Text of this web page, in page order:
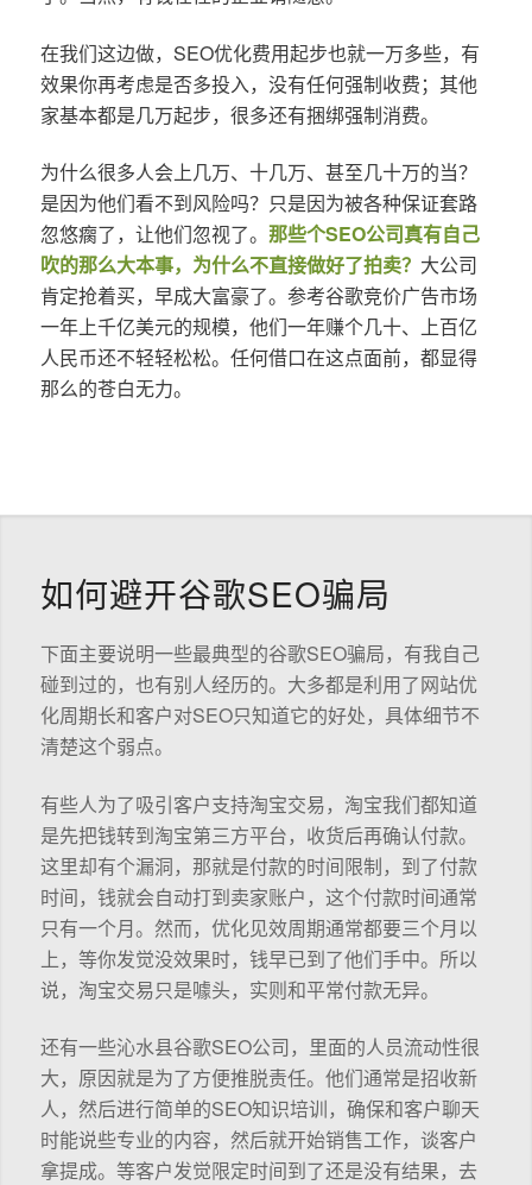
在我们这边做，SEO优化费用起步也就一万多些，有
效果你再考虑是否多投入，没有任何强制收费；其他
家基本都是几万起步，很多还有捆绑强制消费。
为什么很多人会上几万、十几万、甚至几十万的当？
是因为他们看不到风险吗？只是因为被各种保证套路
忽悠瘸了，让他们忽视了。 那些个SEO公司真有自己
吹的那么大本事，为什么不直接做好了拍卖？ 大公司
肯定抢着买，早成大富豪了。参考谷歌竞价广告市场
一年上千亿美元的规模，他们一年赚个几十、上百亿
人民币还不轻轻松松。任何借口在这点面前，都显得
那么的苍白无力。
如何避开谷歌SEO骗局
下面主要说明一些最典型的谷歌SEO骗局，有我自己
碰到过的，也有别人经历的。大多都是利用了网站优
化周期长和客户对SEO只知道它的好处，具体细节不
清楚这个弱点。
有些人为了吸引客户支持淘宝交易，淘宝我们都知道
是先把钱转到淘宝第三方平台，收货后再确认付款。
这里却有个漏洞，那就是付款的时间限制，到了付款
时间，钱就会自动打到卖家账户，这个付款时间通常
只有一个月。然而，优化见效周期通常都要三个月以
上，等你发觉没效果时，钱早已到了他们手中。所以
说，淘宝交易只是噱头，实则和平常付款无异。
还有一些沁水县谷歌SEO公司，里面的人员流动性很
大，原因就是为了方便推脱责任。他们通常是招收新
人，然后进行简单的SEO知识培训，确保和客户聊天
时能说些专业的内容，然后就开始销售工作，谈客户
拿提成。等客户发觉限定时间到了还是没有结果，去